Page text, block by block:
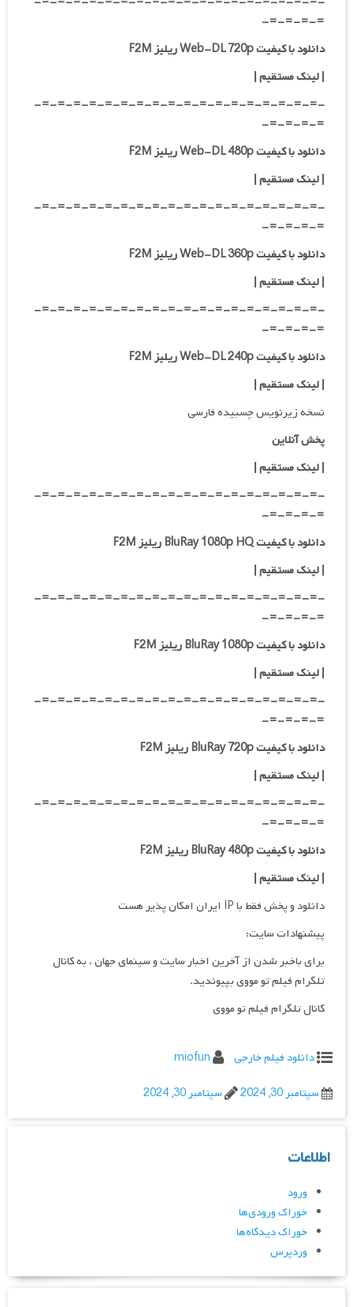
=-=-=-=-
دانلود با کیفیت Web-DL 720p ریلیز F2M
|لینک مستقیم|
-=-=-=-=-=-=-=-=-=-=-=-=-=-=-=-=-=-=-
=-=-=-=-
دانلود با کیفیت Web-DL 480p ریلیز F2M
|لینک مستقیم|
-=-=-=-=-=-=-=-=-=-=-=-=-=-=-=-=-=-=-
=-=-=-=-
دانلود با کیفیت Web-DL 360p ریلیز F2M
| لینک مستقیم|
-=-=-=-=-=-=-=-=-=-=-=-=-=-=-=-=-=-=-
=-=-=-=-
دانلود با کیفیت Web-DL 240p ریلیز F2M
| لینک مستقیم|
نسخه زیرنویس چسبیده فارسی
پخش آنلاین
| لینک مستقیم|
-=-=-=-=-=-=-=-=-=-=-=-=-=-=-=-=-=-=-
=-=-=-=-
دانلود با کیفیت BluRay 1080p HQ ریلیز F2M
|لینک مستقیم|
-=-=-=-=-=-=-=-=-=-=-=-=-=-=-=-=-=-=-
=-=-=-=-
دانلود با کیفیت BluRay 1080p ریلیز F2M
|لینک مستقیم|
-=-=-=-=-=-=-=-=-=-=-=-=-=-=-=-=-=-=-
=-=-=-=-
دانلود با کیفیت BluRay 720p ریلیز F2M
| لینک مستقیم|
-=-=-=-=-=-=-=-=-=-=-=-=-=-=-=-=-=-=-
=-=-=-=-
دانلود با کیفیت BluRay 480p ریلیز F2M
| لینک مستقیم|
دانلود و پخش فقط با IP ایران امکان پذیر هست
پیشنهادات سایت:
برای باخبر شدن از آخرین اخبار سایت و سینمای جهان ، به کانال
تلگرام فیلم تو مووی بپیوندید.
کانال تلگرام فیلم تو مووی
دانلود فیلم خارجی
miofun
سپتامبر 30, 2024
سپتامبر 30, 2024
اطلاعات
ورود
خوراک ورودی‌ها
خوراک دیدگاه‌ها
وردپرس